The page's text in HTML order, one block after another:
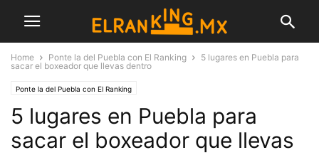
Home Ponte la del Puebla con El Ranking
5 lugares en Puebla para
sacar el boxeador que llevas dentro
Ponte la del Puebla con El Ranking
5 lugares en Puebla para
sacar el boxeador que llevas